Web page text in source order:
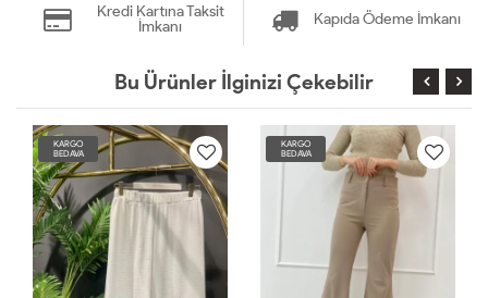
Kredi Kartına Taksit
İmkanı
Kapıda Ödeme İmkanı
Bu Ürünler İlginizi Çekebilir
KARGO
BEDAVA
KARGO
BEDAVA